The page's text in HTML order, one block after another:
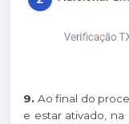
9. Ao final do
e estar ativado, na